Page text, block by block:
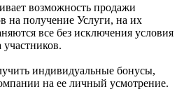
возможность продажи
на получение Услуги, на их
все без исключения условия
индивидуальные бонусы,
на ее личный усмотрение.